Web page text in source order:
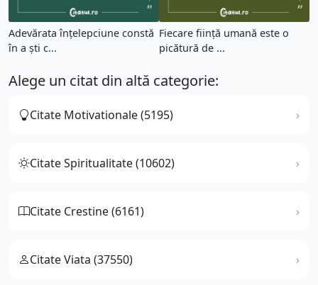
Adevărata înțelepciune constă
în a ști c...
Fiecare ființă umană este o
picătură de ...
Alege un citat din altă categorie:
Citate Motivationale (5195)
Citate Spiritualitate (10602)
Citate Crestine (6161)
Citate Viata (37550)